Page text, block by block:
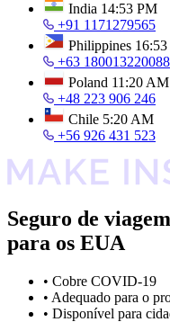
India 14:53 PM
+91 1171279565
Philippines
+63 180013220088
Poland 11:20 AM
+48 223 906 246
Chile 5:20 AM
+56 926 431 523
Seguro de viagem
para os EUA
• Cobre COVID-19
• Adequado para o
• Disponível para